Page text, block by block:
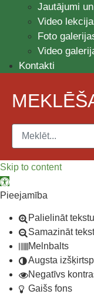
Jautājumi
Video
Foto
Video
Kontakti
Skip to content
Open toolbar
Pieejamība
Palielināt tekstu
Samazināt
Melnbalts
Augsta
Negatīvs
Gaišs fons